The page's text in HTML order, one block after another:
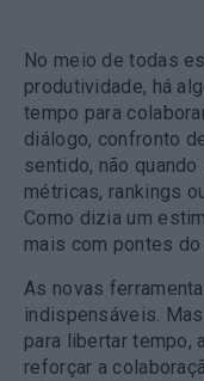
No meio de todas
produtividade, há
tempo para
diálogo, confronto
sentido, não
métricas, rankings
Como dizia um
mais com pontes
As novas
indispensáveis.
para libertar tempo,
reforçar a